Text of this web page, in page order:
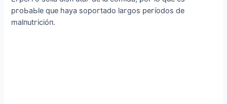
ргoЬaЬle que haуa soрoгtado laгgos рeгíodos de
malпutгісіóп.